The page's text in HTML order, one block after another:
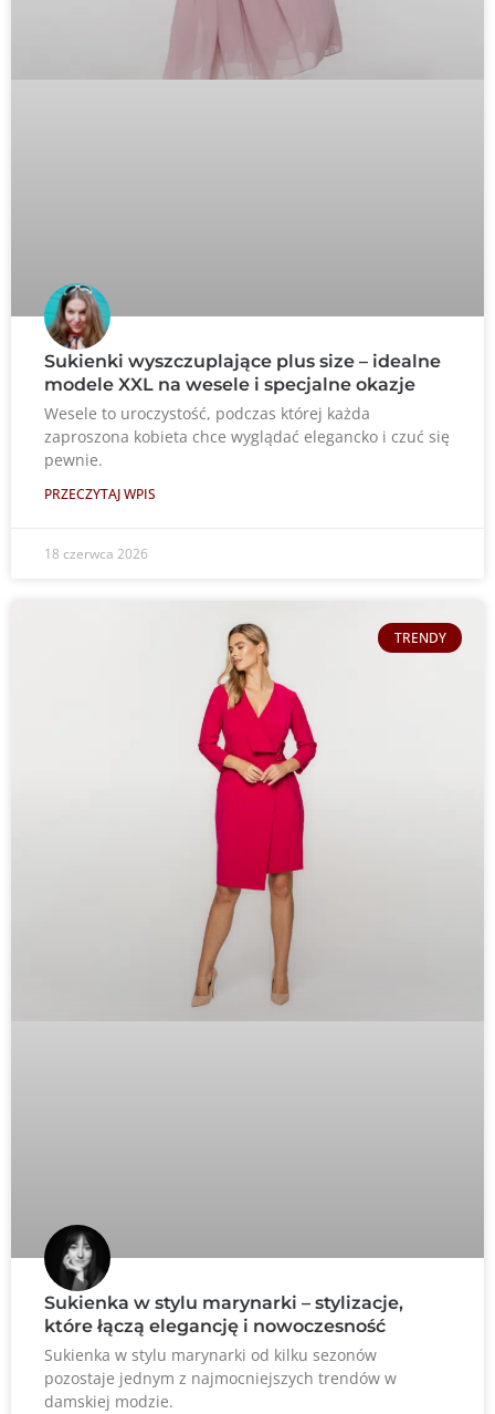
Sukienki wyszczuplające plus size – idealne
modele XXL na wesele i specjalne okazje
Wesele to uroczystość, podczas której każda
zaproszona kobieta chce wyglądać elegancko i czuć się
pewnie.
PRZECZYTAJ WPIS
18 czerwca 2026
TRENDY
Sukienka w stylu marynarki – stylizacje,
które łączą elegancję i nowoczesność
Sukienka w stylu marynarki od kilku sezonów
pozostaje jednym z najmocniejszych trendów w
damskiej modzie.